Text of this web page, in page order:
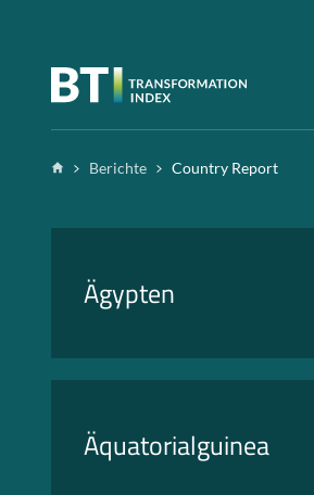
HomeBerichte Country Report
Ägypten
Äquatorialguinea